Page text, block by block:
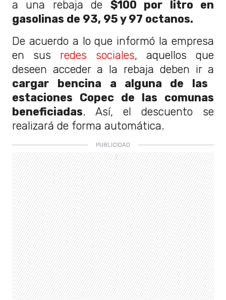
a una rebaja de $100 por litro en
gasolinas de 93, 95 y 97 octanos.
De acuerdo a lo que informó la empresa
en sus redes sociales, aquellos que
deseen acceder a la rebaja deben ir a
cargar bencina a alguna de las
estaciones Copec de las comunas
beneficiadas. Así, el descuento se
realizará de forma automática.